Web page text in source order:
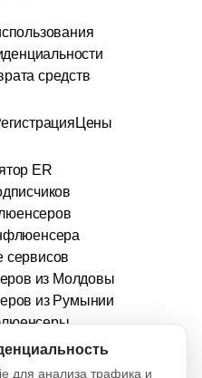
средств
Цены
ER
сервисов
из Молдовы
из Румынии
для анализа трафика и